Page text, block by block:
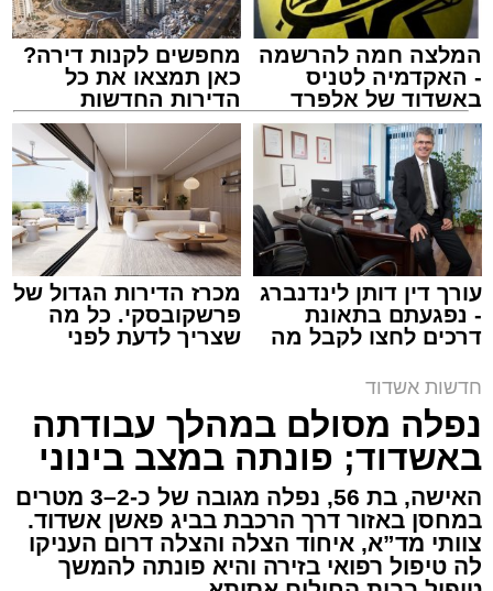
צילום: דוברות איחוד הצלה
מערכת האתר / 15:39 07.08.26
תגים:איחוד הצלה, אשדוד, הצלה
אירוע דרמטי הסתיים בנס רפואי באשדוד, לאחר
שגבר בן 56 התמוטט בביתו שבאחד הרחובות
ברובע י"א בעיר, כתוצאה מאירוע פתאומי שגרם
להפסקת פעילות ליבו.
למקום הוזעקו מיד צוותי רפואה ומתנדבים של
ארגון "איחוד הצלה". החובשים והפרמדיקים
המלצה חמה להרשמה
- האקדמיה לטניס
באשדוד של אלפרד
קריאולנסקי - לילדים
מחפשים לקנות דירה?
כאן תמצאו את כל
הדירות החדשות
למכירה באשדוד >>>
עורך דין דותן לינדנברג
- נפגעתם בתאונת
דרכים לחצו לקבל מה
מכרז הדירות הגדול של
פרשקובסקי. כל מה
שצריך לדעת לפני
חדשות אשדוד
נפלה מסולם במהלך עבודתה
באשדוד; פונתה במצב בינוני
האישה, בת 56, נפלה מגובה של כ-2–3 מטרים
במחסן באזור דרך הרכבת בביג פאשן אשדוד.
צוותי מד”א, איחוד הצלה והצלה דרום העניקו
לה טיפול רפואי בזירה והיא פונתה להמשך